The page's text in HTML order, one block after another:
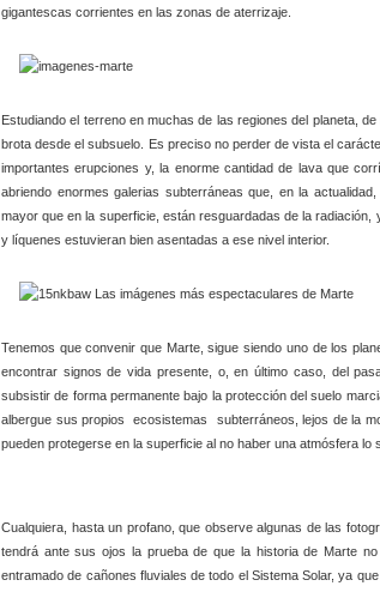
gigantescas corrientes en las zonas de aterrizaje.
Estudiando el terreno en muchas de las regiones del planeta,
brota desde el subsuelo. Es preciso no perder de vista el
importantes erupciones y, la enorme cantidad de lava que
abriendo enormes galerias subterráneas que, en la
mayor que en la superficie, están resguardadas de la
y líquenes estuvieran bien asentadas a ese nivel interior.
Tenemos que convenir que Marte, sigue siendo uno de los
encontrar signos de vida presente, o, en último caso, del
subsistir de forma permanente bajo la protección del suelo
albergue sus propios ecosistemas subterráneos, lejos de la
pueden protegerse en la superficie al no haber una atmósfera lo
Cualquiera, hasta un profano, que observe algunas de las
tendrá ante sus ojos la prueba de que la historia de Marte
entramado de cañones fluviales de todo el Sistema Solar, ya